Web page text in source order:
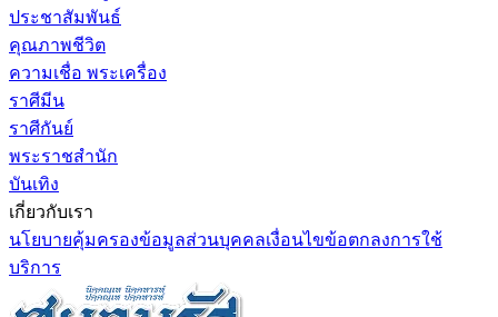
ประชาสัมพันธ์
คุณภาพชีวิต
ความเชื่อ พระเครื่อง
ราศีมีน
ราศีกันย์
พระราชสำนัก
บันเทิง
เกี่ยวกับเรา
นโยบายคุ้มครองข้อมูลส่วนบุคคลเงื่อนไขข้อตกลงการใช้
บริการ